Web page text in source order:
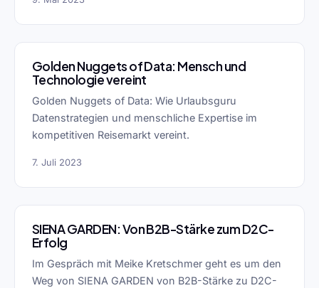
Golden Nuggets of Data: Mensch und
Technologie vereint
Golden Nuggets of Data: Wie Urlaubsguru
Datenstrategien und menschliche Expertise im
kompetitiven Reisemarkt vereint.
7. Juli 2023
SIENA GARDEN: Von B2B-Stärke zum D2C-
Erfolg
Im Gespräch mit Meike Kretschmer geht es um den
Weg von SIENA GARDEN von B2B-Stärke zu D2C-